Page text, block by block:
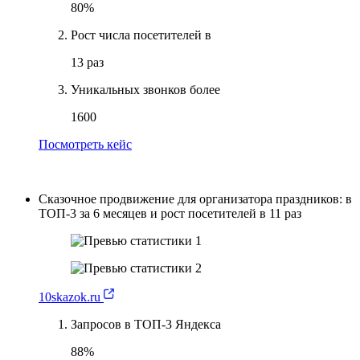
80%
Рост числа посетителей в
13 раз
Уникальных звонков более
1600
Посмотреть кейс
Сказочное продвижение для организатора праздников: в
ТОП-3 за 6 месяцев и рост посетителей в 11 раз
10skazok.ru
Запросов в ТОП-3 Яндекса
88%